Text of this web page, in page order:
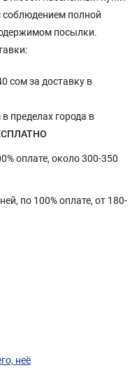
соблюдением полной
посылки.
сом за доставку в
пределах города в
оплате, около 300-350
по 100% оплате, от 180-
неё